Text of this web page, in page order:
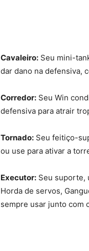
Cavaleiro: Seu mini-
dar dano na defensiva,
Corredor: Seu Win
defensiva para atrair
Tornado: Seu feitiço-
ou use para ativar a
Executor: Seu suporte,
Horda de servos,
sempre usar junto com